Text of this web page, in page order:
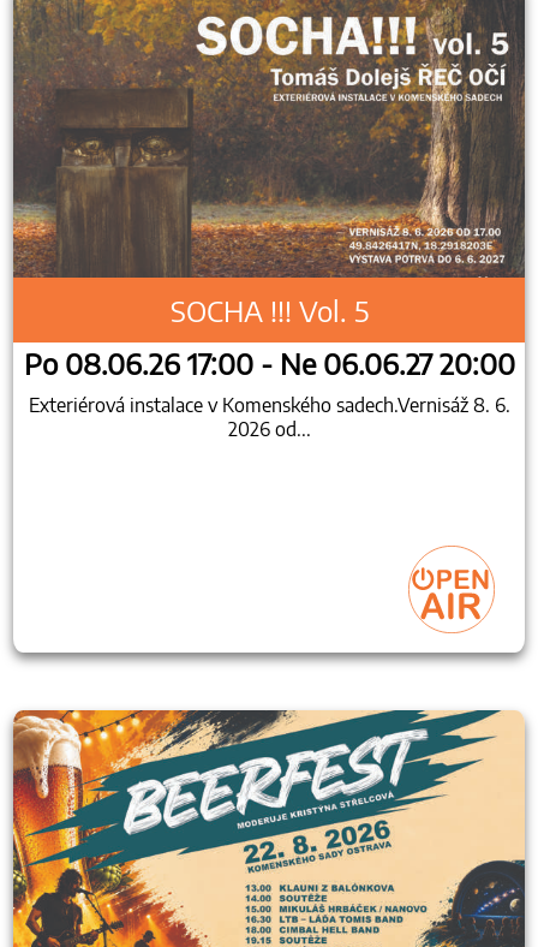
SOCHA !!! Vol. 5
Po 08.06.26 17:00 - Ne 06.06.27 20:00
Exteriérová instalace v Komenského sadech.Vernisáž 8. 6.
2026 od...